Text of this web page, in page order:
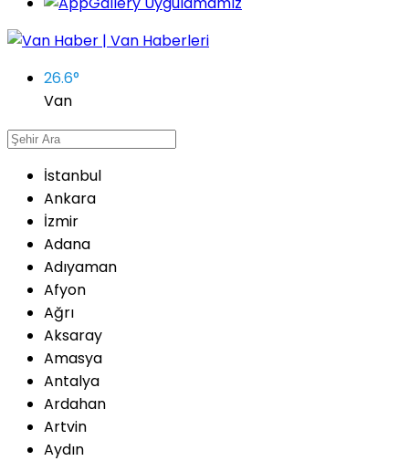
26.6°
Van
İstanbul
Ankara
İzmir
Adana
Adıyaman
Afyon
Ağrı
Aksaray
Amasya
Antalya
Ardahan
Artvin
Aydın